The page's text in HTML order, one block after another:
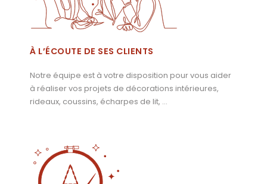
À L’ÉCOUTE DE SES CLIENTS
Notre équipe est à votre disposition pour vous aider
à réaliser vos projets de décorations intérieures,
rideaux, coussins, écharpes de lit, …